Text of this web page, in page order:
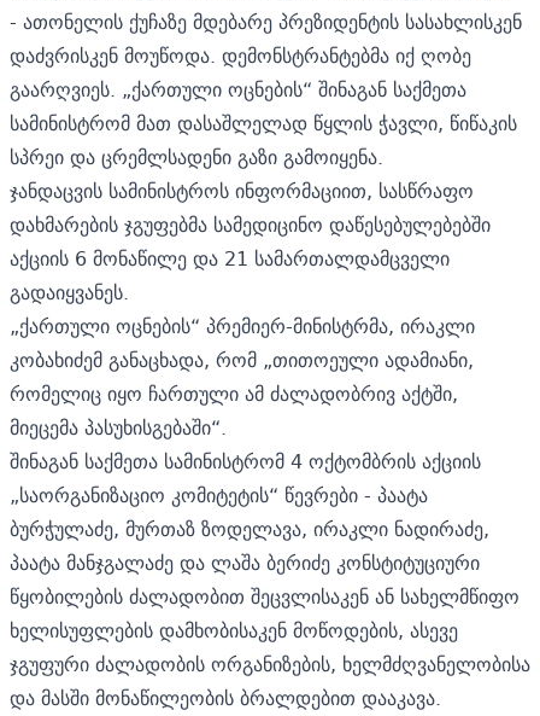
- ათონელის ქუჩაზე მდებარე პრეზიდენტის სასახლისკენ
დაძვრისკენ მოუწოდა. დემონსტრანტებმა იქ ღობე
გაარღვიეს. „ქართული ოცნების“ შინაგან საქმეთა
სამინისტრომ მათ დასაშლელად წყლის ჭავლი, წიწაკის
სპრეი და ცრემლსადენი გაზი გამოიყენა.
ჯანდაცვის სამინისტროს ინფორმაციით, სასწრაფო
დახმარების ჯგუფებმა სამედიცინო დაწესებულებებში
აქციის 6 მონაწილე და 21 სამართალდამცველი
გადაიყვანეს.
„ქართული ოცნების“ პრემიერ-მინისტრმა, ირაკლი
კობახიძემ განაცხადა, რომ „თითოეული ადამიანი,
რომელიც იყო ჩართული ამ ძალადობრივ აქტში,
მიეცემა პასუხისგებაში“.
შინაგან საქმეთა სამინისტრომ 4 ოქტომბრის აქციის
„საორგანიზაციო კომიტეტის“ წევრები - პაატა
ბურჭულაძე, მურთაზ ზოდელავა, ირაკლი ნადირაძე,
პაატა მანჯგალაძე და ლაშა ბერიძე კონსტიტუციური
წყობილების ძალადობით შეცვლისაკენ ან სახელმწიფო
ხელისუფლების დამხობისაკენ მოწოდების, ასევე
ჯგუფური ძალადობის ორგანიზების, ხელმძღვანელობისა
და მასში მონაწილეობის ბრალდებით დააკავა.